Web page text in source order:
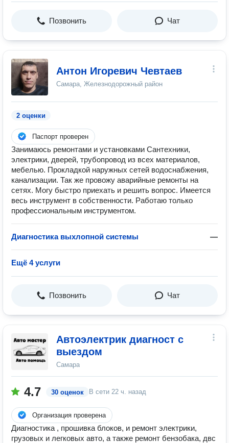
Позвонить Чат
Антон Игоревич Чевтаев
Самара, Железнодорожный район
2 оценки
Паспорт проверен
Занимаюсь ремонтами и установками Сантехники,
электрики, дверей, трубопровод из всех материалов,
мебелью. Прокладкой наружных сетей водоснабжения,
канализации. Так же провожу аварийные ремонты на
сетях. Могу быстро приехать и решить вопрос. Имеется
весь инструмент в собственности. Работаю только
профессиональным инструментом.
Диагностика выхлопной системы —
Ещё 4 услуги
Позвонить Чат
Автоэлектрик диагност с
выездом
Самара
4.7 30 оценок В сети 22 ч. назад
Организация проверена
Диагностика , прошивка блоков, и ремонт электрики,
грузовых и легковых авто, а также ремонт бензобака, двс